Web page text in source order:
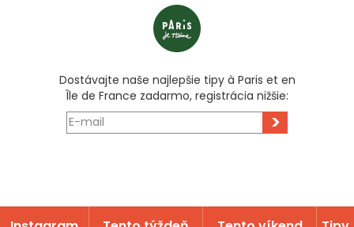
Dostávajte naše najlepšie tipy à Paris et en
Île de France zadarmo, registrácia nižšie:
>